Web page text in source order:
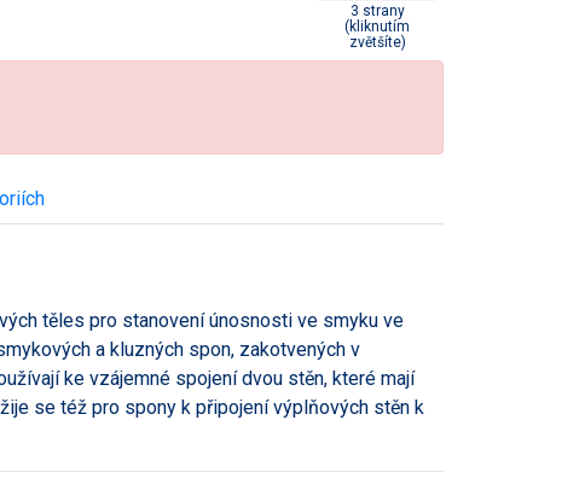
3 strany
(kliknutím
zvětšíte)
těles pro stanovení únosnosti ve smyku ve
a kluzných spon, zakotvených v
ke vzájemné spojení dvou stěn, které mají
se též pro spony k připojení výplňových stěn k